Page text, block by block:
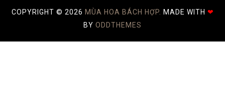
COPYRIGHT © 2026 MÙA HOA BÁCH HỢP. MADE WITH ❤
BY ODDTHEMES